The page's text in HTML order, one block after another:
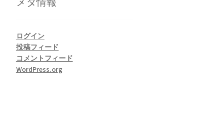
ー
ログイン
投稿フィード
コメントフィード
WordPress.org